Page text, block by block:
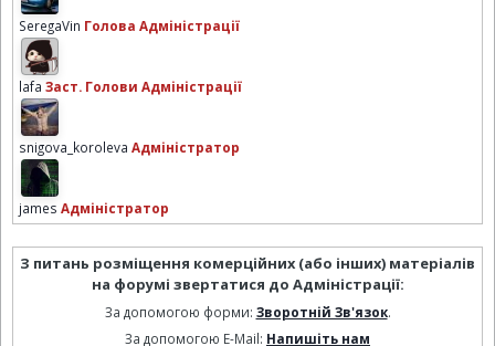
SeregaVin Голова Адміністрації
lafa Заст. Голови Адміністрації
snigova_koroleva Адміністратор
james Адміністратор
З питань розміщення комерційних (або інших) матеріалів
на форумі звертатися до Адміністрації:
За допомогою форми: Зворотній Зв'язок.
За допомогою E-Mail: Напишіть нам